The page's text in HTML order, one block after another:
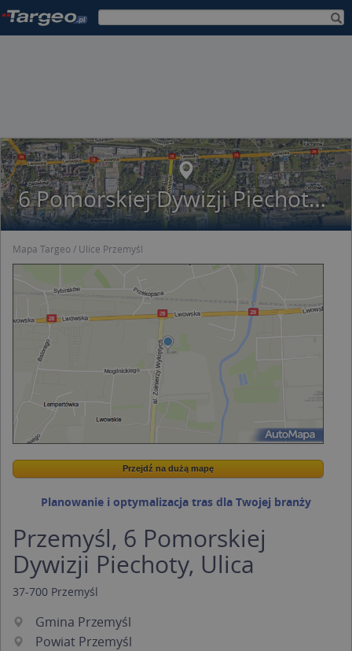
6 Pomorskiej Dywizji Piechoty Przemyśl
Mapa Targeo Ulice Przemyśl
Wstaw tę mapkę na swoją stronę
Przejdź na dużą mapę
Przejdź na dużą mapę
Planowanie i optymalizacja tras dla Twojej branży
Przemyśl, 6 Pomorskiej
Dywizji Piechoty, Ulica
37-700 Przemyśl
Gmina Przemyśl
Powiat Przemyśl